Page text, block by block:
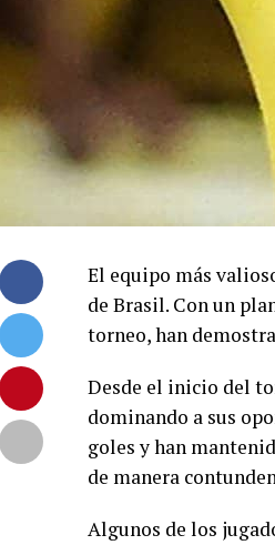
El equipo más
de Brasil. Con un
torneo, han
Desde el inicio del
dominando a sus
goles y han
de manera
Algunos de los